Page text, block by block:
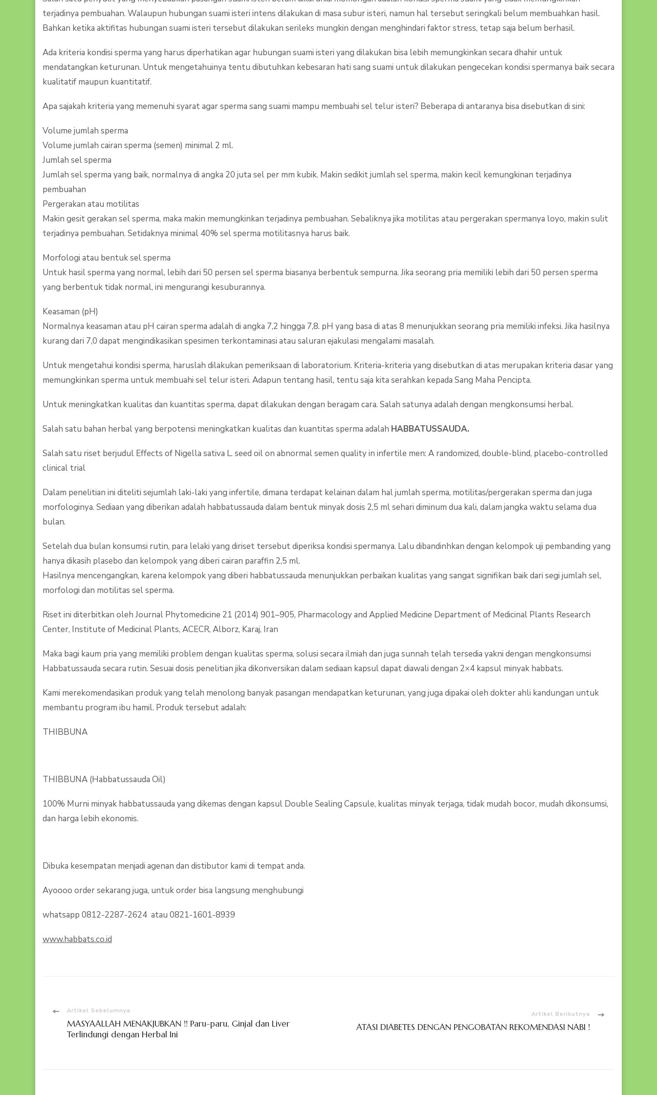
INI
!
terjadinya pembuahan. Walaupun hubungan suami isteri intens dilakukan di masa subur isteri, namun hal tersebut seringkali belum membuahkan hasil.
Bahkan ketika aktifitas hubungan suami isteri tersebut dilakukan serileks mungkin dengan menghindari faktor stress, tetap saja belum berhasil.
Ada kriteria kondisi sperma yang harus diperhatikan agar hubungan suami isteri yang dilakukan bisa lebih memungkinkan secara dhahir untuk
mendatangkan keturunan. Untuk mengetahuinya tentu dibutuhkan kebesaran hati sang suami untuk dilakukan pengecekan kondisi spermanya baik secara
kualitatif maupun kuantitatif.
Apa sajakah kriteria yang memenuhi syarat agar sperma sang suami mampu membuahi sel telur isteri? Beberapa di antaranya bisa disebutkan di sini:
Volume jumlah sperma
Volume jumlah cairan sperma (semen) minimal 2 ml.
Jumlah sel sperma
Jumlah sel sperma yang baik, normalnya di angka 20 juta sel per mm kubik. Makin sedikit jumlah sel sperma, makin kecil kemungkinan terjadinya
pembuahan
Pergerakan atau motilitas
Makin gesit gerakan sel sperma, maka makin memungkinkan terjadinya pembuahan. Sebaliknya jika motilitas atau pergerakan spermanya loyo, makin sulit
terjadinya pembuahan. Setidaknya minimal 40% sel sperma motilitasnya harus baik.
Morfologi atau bentuk sel sperma
Untuk hasil sperma yang normal, lebih dari 50 persen sel sperma biasanya berbentuk sempurna. Jika seorang pria memiliki lebih dari 50 persen sperma
yang berbentuk tidak normal, ini mengurangi kesuburannya.
Keasaman (pH)
Normalnya keasaman atau pH cairan sperma adalah di angka 7,2 hingga 7,8. pH yang basa di atas 8 menunjukkan seorang pria memiliki infeksi. Jika hasilnya
kurang dari 7,0 dapat mengindikasikan spesimen terkontaminasi atau saluran ejakulasi mengalami masalah.
Untuk mengetahui kondisi sperma, haruslah dilakukan pemeriksaan di laboratorium. Kriteria-kriteria yang disebutkan di atas merupakan kriteria dasar yang
memungkinkan sperma untuk membuahi sel telur isteri. Adapun tentang hasil, tentu saja kita serahkan kepada Sang Maha Pencipta.
Untuk meningkatkan kualitas dan kuantitas sperma, dapat dilakukan dengan beragam cara. Salah satunya adalah dengan mengkonsumsi herbal.
Salah satu bahan herbal yang berpotensi meningkatkan kualitas dan kuantitas sperma adalah HABBATUSSAUDA.
Salah satu riset berjudul Effects of Nigella sativa L. seed oil on abnormal semen quality in infertile men: A randomized, double-blind, placebo-controlled
clinical trial
Dalam penelitian ini diteliti sejumlah laki-laki yang infertile, dimana terdapat kelainan dalam hal jumlah sperma, motilitas/pergerakan sperma dan juga
morfologinya. Sediaan yang diberikan adalah habbatussauda dalam bentuk minyak dosis 2,5 ml sehari diminum dua kali, dalam jangka waktu selama dua
bulan.
Setelah dua bulan konsumsi rutin, para lelaki yang diriset tersebut diperiksa kondisi spermanya. Lalu dibandinhkan dengan kelompok uji pembanding yang
hanya dikasih plasebo dan kelompok yang diberi cairan paraffin 2,5 ml.
Hasilnya mencengangkan, karena kelompok yang diberi habbatussauda menunjukkan perbaikan kualitas yang sangat signifikan baik dari segi jumlah sel,
morfologi dan motilitas sel sperma.
Riset ini diterbitkan oleh Journal Phytomedicine 21 (2014) 901–905, Pharmacology and Applied Medicine Department of Medicinal Plants Research
Center, Institute of Medicinal Plants, ACECR, Alborz, Karaj, Iran
Maka bagi kaum pria yang memiliki problem dengan kualitas sperma, solusi secara ilmiah dan juga sunnah telah tersedia yakni dengan mengkonsumsi
Habbatussauda secara rutin. Sesuai dosis penelitian jika dikonversikan dalam sediaan kapsul dapat diawali dengan 2×4 kapsul minyak habbats.
Kami merekomendasikan produk yang telah menolong banyak pasangan mendapatkan keturunan, yang juga dipakai oleh dokter ahli kandungan untuk
membantu program ibu hamil. Produk tersebut adalah:
THIBBUNA
THIBBUNA (Habbatussauda Oil)
100% Murni minyak habbatussauda yang dikemas dengan kapsul Double Sealing Capsule, kualitas minyak terjaga, tidak mudah bocor, mudah dikonsumsi,
dan harga lebih ekonomis.
Dibuka kesempatan menjadi agenan dan distibutor kami di tempat anda.
Ayoooo order sekarang juga, untuk order bisa langsung menghubungi
whatsapp 0812-2287-2624 atau 0821-1601-8939
www.habbats.co.id
Navigasi
Artikel
Artikel Sebelumnya
MASYAALLAH MENAKJUBKAN !! Paru-paru, Ginjal dan Liver
Terlindungi dengan Herbal Ini
Artikel Berikutnya
ATASI DIABETES DENGAN PENGOBATAN REKOMENDASI NABI !